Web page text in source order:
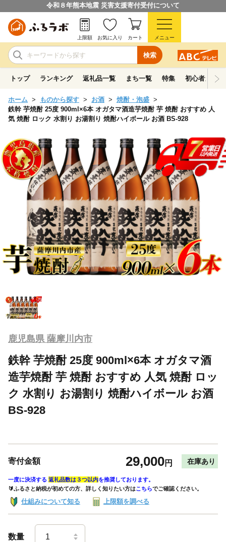
令和８年熊本地震 災害支援寄付受付について
検索
上限額 お気に入り カート メニュー
トップ ランキング 返礼品一覧 まち一覧 特集 初心者ガイド
ホーム ものから探す お酒
焼酎・泡盛
鉄幹 芋焼酎 25度 900ml×6本 オガタマ酒造芋焼酎 芋 焼酎 おすすめ 人
気 焼酎 ロック 水割り お湯割り 焼酎ハイボール お酒 BS-928
鹿児島県 薩摩川内市
鉄幹 芋焼酎 25度 900ml×6本 オガタマ酒
造芋焼酎 芋 焼酎 おすすめ 人気 焼酎 ロッ
ク 水割り お湯割り 焼酎ハイボール お酒
BS-928
寄付金額 29,000円 在庫あり
一度に決済する 返礼品数は３つ以内を推奨しております。
🔰ふるさと納税が初めての方、詳しく知りたい方はこちらでご確認ください。
仕組みについて知る 上限額を調べる
数量